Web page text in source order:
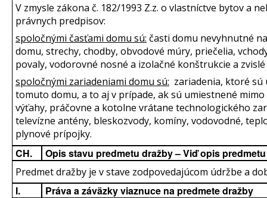
V zmysle zákona č. 182/1993 Z.z. o vlastníctve bytov a
právnych predpisov:
spoločnými časťami domu sú: časti domu nevyhnutné
domu, strechy, chodby, obvodové múry, priečelia,
povaly, vodorovné nosné a izolačné konštrukcie a
spoločnými zariadeniami domu sú: zariadenia, ktoré sú
tomuto domu, a to aj v prípade, ak sú umiestnené
výťahy, práčovne a kotolne vrátane technologického
televízne antény, bleskozvody, komíny, vodovodné,
plynové prípojky.
CH. Opis stavu predmetu dražby – Viď opis
Predmet dražby je v stave zodpovedajúcom údržbe a
I.
Práva a záväzky viaznuce na predmete dražby